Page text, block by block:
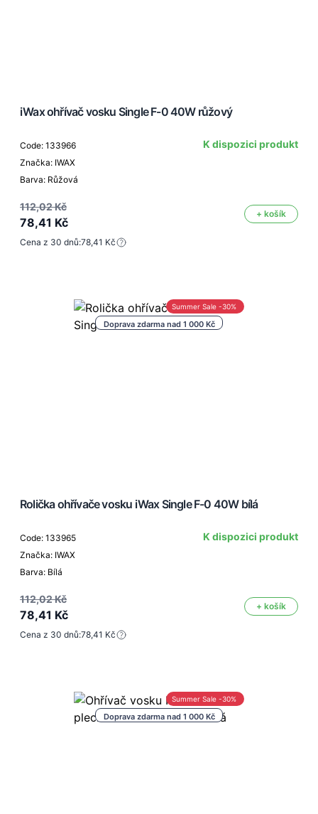
iWax ohřívač vosku Single F-0 40W růžový
Code: 133966
Značka: IWAX
Barva: Růžová
K dispozici produkt
112,02 Kč
78,41 Kč
+ košík
Cena z 30 dnů:78,41 Kč
Doprava zdarma nad 1 000 Kč
Summer Sale -30%
Rolička ohřívače vosku iWax Single F-0 40W bílá
Code: 133965
Značka: IWAX
Barva: Bílá
K dispozici produkt
112,02 Kč
78,41 Kč
+ košík
Cena z 30 dnů:78,41 Kč
Doprava zdarma nad 1 000 Kč
Summer Sale -30%